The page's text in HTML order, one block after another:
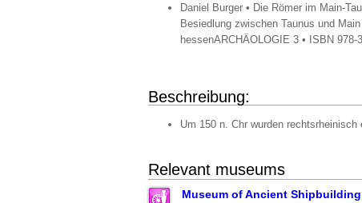
Daniel Burger • Die Römer im Main-
Besiedlung zwischen Taunus und
hessenARCHÄOLOGIE 3 • ISBN
Beschreibung:
Um 150 n. Chr wurden rechtsrheinisch
Relevant museums
Museum of Ancient Shipbuilding